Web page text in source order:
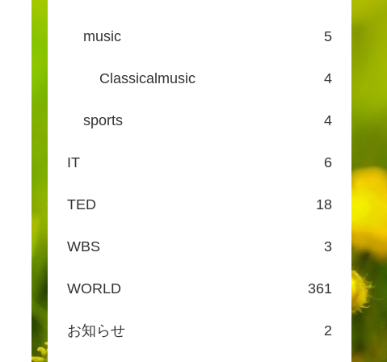
music 5
Classicalmusic 4
sports 4
IT 6
TED 18
WBS 3
WORLD 361
お知らせ 2